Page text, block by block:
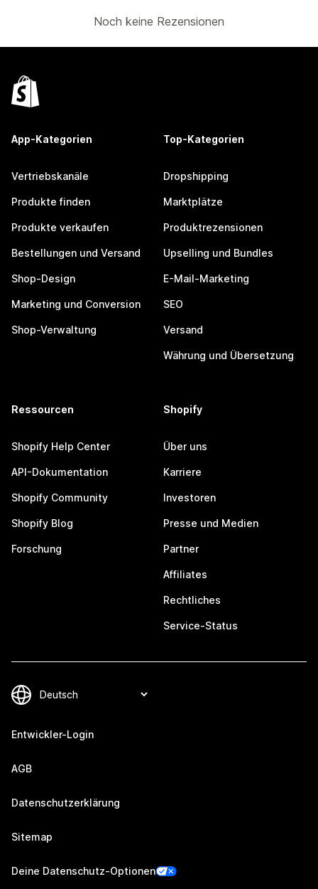
Noch keine Rezensionen
App-Kategorien
Vertriebskanäle
Produkte finden
Produkte verkaufen
Bestellungen und Versand
Shop-Design
Marketing und Conversion
Shop-Verwaltung
Top-Kategorien
Dropshipping
Marktplätze
Produktrezensionen
Upselling und Bundles
E-Mail-Marketing
SEO
Versand
Währung und Übersetzung
Ressourcen
Shopify Help Center
API-Dokumentation
Shopify Community
Shopify Blog
Forschung
Shopify
Über uns
Karriere
Investoren
Presse und Medien
Partner
Affiliates
Rechtliches
Service-Status
Entwickler-Login
AGB
Datenschutzerklärung
Sitemap
Deine Datenschutz-Optionen